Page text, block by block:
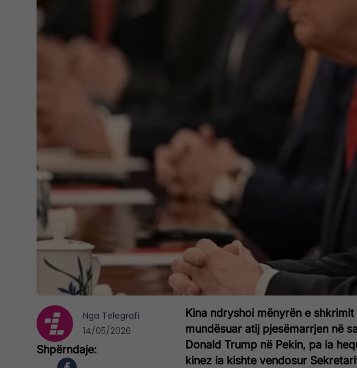
Kina ndryshoi mënyrën e
mundësuar atij pjesëmarrjen në
Donald Trump në Pekin, pa ia
kinez ia kishte vendosur
Nga Telegrafi
14/05/2026